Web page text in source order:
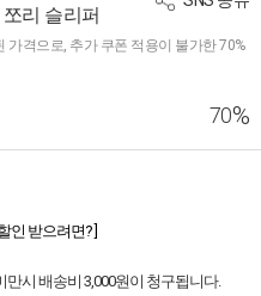
리 슬리퍼
가격으로, 추가 쿠폰 적용이 불가한 70%
70%
인 받으려면? ]
만시 배송비 3,000원이 청구됩니다.